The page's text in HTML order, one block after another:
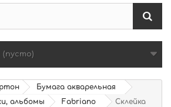
(пусто)
Бумага акварельная
альбомы
Fabriano
Склейка